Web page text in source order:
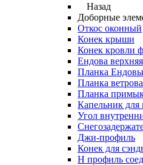
Назад
Доборные
Откос оконный
Конек крыши
Конек кровли
Ендова верхняя
Планка Ендовы
Планка
Планка
Капельник для
Угол
Джи-профиль
Конек для
Н профиль